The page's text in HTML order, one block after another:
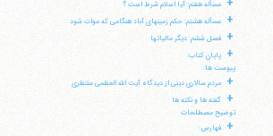
مسأله هفتم: آیا اسلام شرط است ؟
+ مسأله هشتم: حکم زمینهای آباد هنگامی که موات شود
+ فصل ششم: دیگر مالیاتها
+
پایان کتاب:
پیوست ها:
+ مردم سالاری دینی از دیدگاه آیت الله العظمی منتظری
+
گفته ها و نکته ها
توضیح مصطلحات
+ فهارس: